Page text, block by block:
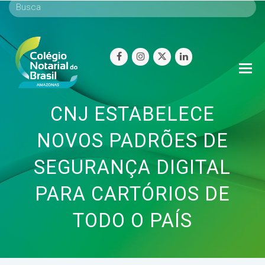
facebookinstagram
twitterlinkedin
CNJ ESTABELECE
NOVOS PADRÕES DE
SEGURANÇA DIGITAL
PARA CARTÓRIOS DE
TODO O PAÍS